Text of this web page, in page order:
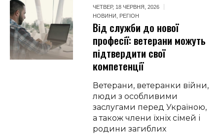
ЧЕТВЕР, 18 ЧЕРВНЯ, 2026
НОВИНИ
РЕГІОН
Від служби до нової
професії: ветерани можуть
підтвердити свої
компетенції
Ветерани, ветеранки війни,
люди з особливими
заслугами перед Україною,
а також члени їхніх сімей і
родини загиблих